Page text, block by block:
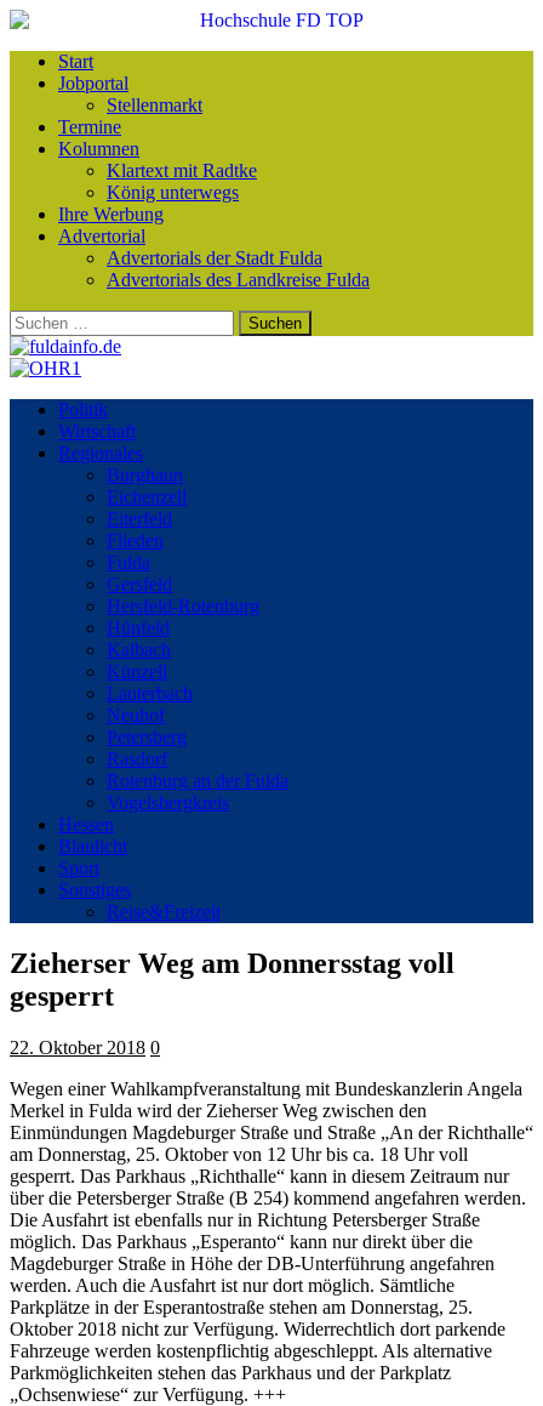
Start
Jobportal
Stellenmarkt
Termine
Kolumnen
Klartext mit Radtke
König unterwegs
Ihre Werbung
Advertorial
Advertorials der Stadt Fulda
Advertorials des Landkreise Fulda
Suchen
nach:
Politik
Wirtschaft
Regionales
Burghaun
Eichenzell
Eiterfeld
Flieden
Fulda
Gersfeld
Hersfeld-Rotenburg
Hünfeld
Kalbach
Künzell
Lauterbach
Neuhof
Petersberg
Rasdorf
Rotenburg an der Fulda
Vogelsbergkreis
Hessen
Blaulicht
Sport
Sonstiges
Reise&Freizeit
Zieherser Weg am Donnersstag voll
gesperrt
22. Oktober 2018 0
Wegen einer Wahlkampfveranstaltung mit Bundeskanzlerin Angela
Merkel in Fulda wird der Zieherser Weg zwischen den
Einmündungen Magdeburger Straße und Straße „An der Richthalle“
am Donnerstag, 25. Oktober von 12 Uhr bis ca. 18 Uhr voll
gesperrt. Das Parkhaus „Richthalle“ kann in diesem Zeitraum nur
über die Petersberger Straße (B 254) kommend angefahren werden.
Die Ausfahrt ist ebenfalls nur in Richtung Petersberger Straße
möglich. Das Parkhaus „Esperanto“ kann nur direkt über die
Magdeburger Straße in Höhe der DB-Unterführung angefahren
werden. Auch die Ausfahrt ist nur dort möglich. Sämtliche
Parkplätze in der Esperantostraße stehen am Donnerstag, 25.
Oktober 2018 nicht zur Verfügung. Widerrechtlich dort parkende
Fahrzeuge werden kostenpflichtig abgeschleppt. Als alternative
Parkmöglichkeiten stehen das Parkhaus und der Parkplatz
„Ochsenwiese“ zur Verfügung. +++